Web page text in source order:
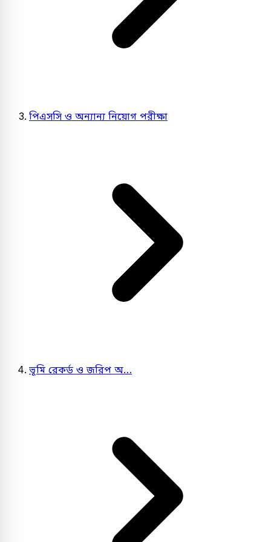
পিএসসি ও অন্যান্য নিয়োগ পরীক্ষা
ভূমি রেকর্ড ও জরিপ অ…